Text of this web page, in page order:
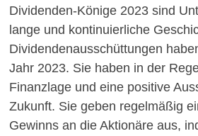
Dividenden-Könige 2023 sind
lange und kontinuierliche
Dividendenausschüttungen
Jahr 2023. Sie haben in der
Finanzlage und eine positive
Zukunft. Sie geben regelmäßig
Gewinns an die Aktionäre aus,